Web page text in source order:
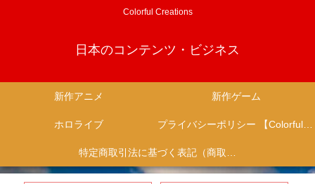
Colorful Creations
日本のコンテンツ・ビジネス
新作アニメ 新作ゲーム
ホロライブ プライバシーポリシー 【Colorful Creation】
特定商取引法に基づく表記（商取引に関する開示）